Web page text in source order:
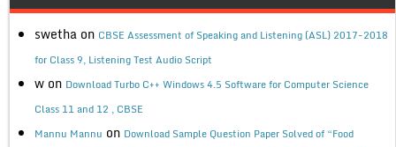
swetha on CBSE Assessment of Speaking and Listening (ASL) 2017-2018
for Class 9, Listening Test Audio Script
w on Download Turbo C++ Windows 4.5 Software for Computer Science
Class 11 and 12 , CBSE
Mannu Mannu on Download Sample Question Paper Solved of “Food